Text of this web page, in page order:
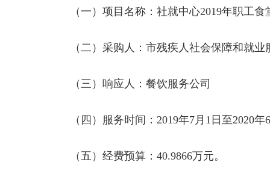
（一）项目名称：社就中心2019年职工食
（二）采购人：市残疾人社会保障和就业
（三）响应人：餐饮服务公司
（四）服务时间：2019年7月1日至2020年
（五）经费预算：40.9866万元。